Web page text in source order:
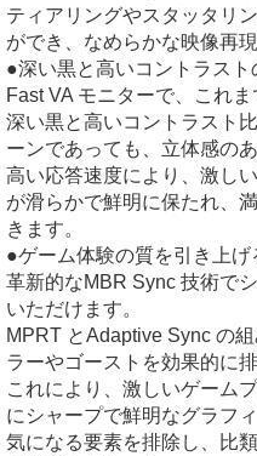
ティアリングやスタッタリ
ができ、なめらかな映像再
●深い黒と高いコントラスト
Fast VA モニターで、これ
深い黒と高いコントラスト
ーンであっても、立体感の
高い応答速度により、激し
が滑らかで鮮明に保たれ、
きます。
●ゲーム体験の質を引き上
革新的なMBR Sync 技術で
いただけます。
MPRT とAdaptive Sync の
ラーやゴーストを効果的に排
これにより、激しいゲーム
にシャープで鮮明なグラフ
気になる要素を排除し、比